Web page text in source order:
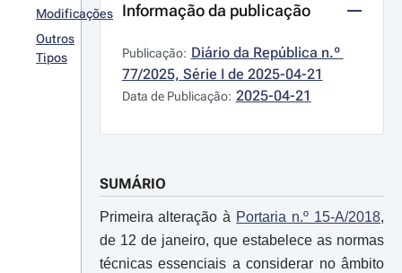
Modificações
Outros
Tipos
Informação da publicação
Publicação: Diário da República n.º
77/2025, Série I de 2025-04-21
Data de Publicação: 2025-04-21
SUMÁRIO
Primeira alteração à Portaria n.º 15-A/2018,
de 12 de janeiro, que estabelece as normas
técnicas essenciais a considerar no âmbito